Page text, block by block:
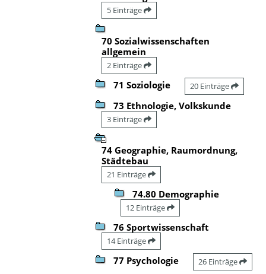
5 Einträge
70 Sozialwissenschaften
allgemein
2 Einträge
71 Soziologie 20 Einträge
73 Ethnologie, Volkskunde
3 Einträge
74 Geographie, Raumordnung,
Städtebau
21 Einträge
74.80 Demographie
12 Einträge
76 Sportwissenschaft
14 Einträge
77 Psychologie 26 Einträge